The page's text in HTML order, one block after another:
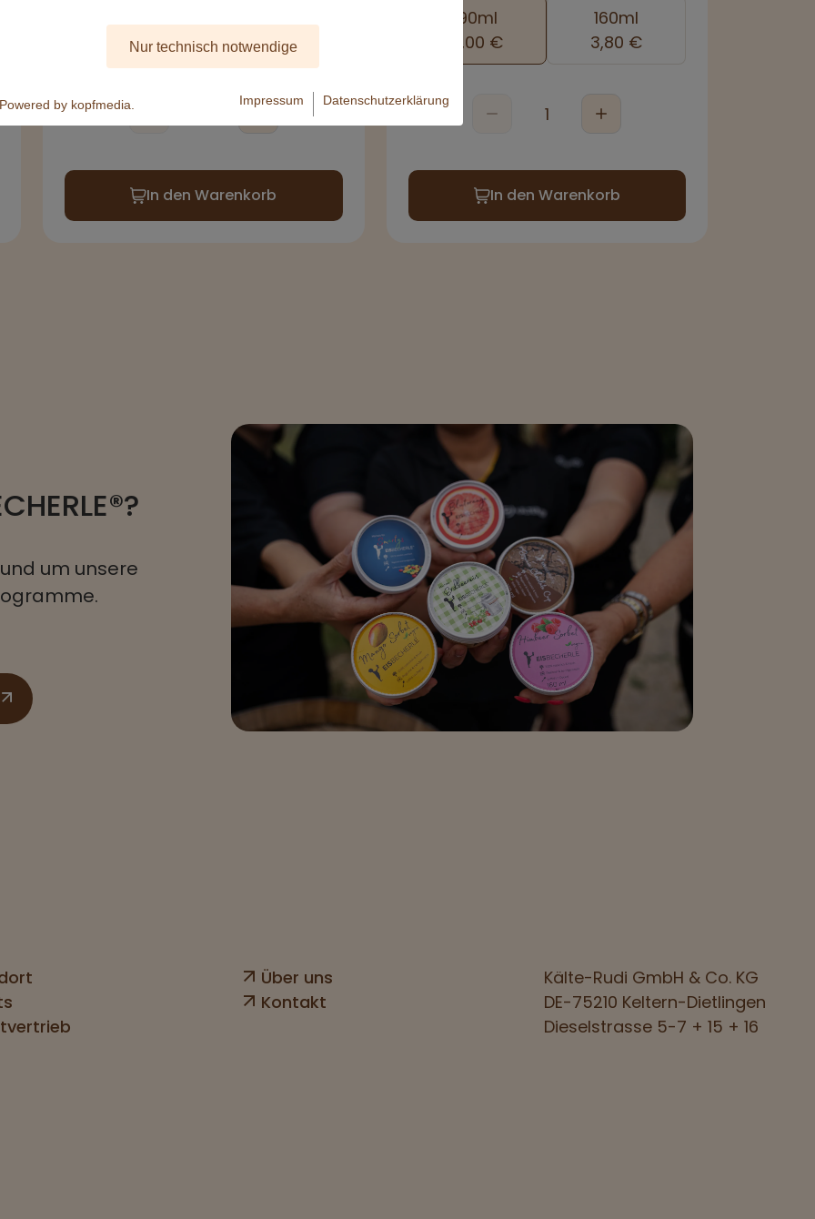
Nur technisch notwendige
Powered by kopfmedia. Impressum Datenschutzerklärung
3,00 €
3,80 €
In den Warenkorb
90ml
3,00 €
160ml
3,80 €
In den Warenkorb
um unsere
Über uns
Kontakt
Kälte-Rudi GmbH & Co. KG
DE-75210 Keltern-Dietlingen
Dieselstrasse 5-7 + 15 + 16